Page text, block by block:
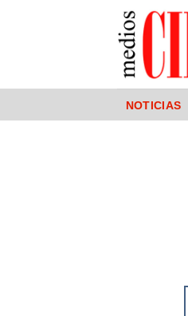
NOTICIAS